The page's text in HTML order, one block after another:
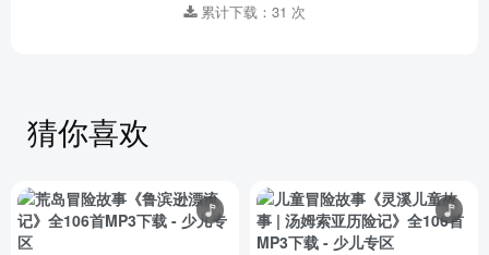
累计下载：31 次
猜你喜欢